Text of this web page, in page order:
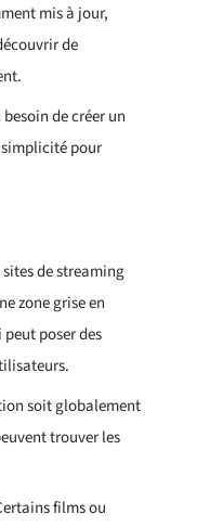
mis à jour,
de
besoin de créer un
pour
de streaming
zone grise en
poser des
soit globalement
trouver les
films ou